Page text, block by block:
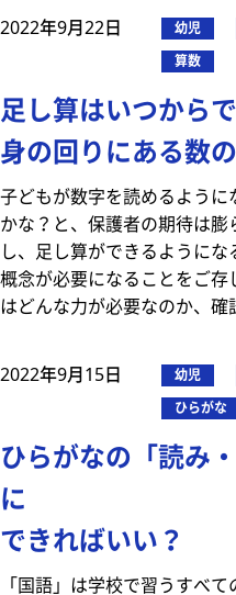
2022年9月22日 幼児
算数
足し算はいつから
身の回りにある数
子どもが数字を読めるよう
かな？と、保護者の期待は
し、足し算ができるように
概念が必要になることをご
はどんな力が必要なのか、確
2022年9月15日 幼児
ひらがな
ひらがなの「読み
に
できればいい？
「国語」は学校で習うすべ